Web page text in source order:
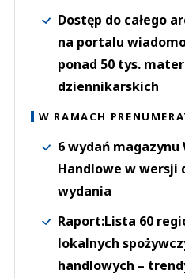
Dostęp do całego
na portalu
ponad 50 tys.
dziennikarskich
W RAMACH
6 wydań magazynu
Handlowe w wersji
wydania
Raport:Lista 60
lokalnych
handlowych –